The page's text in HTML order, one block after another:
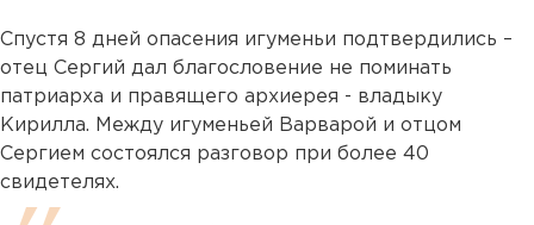
Спустя 8 дней опасения игуменьи подтвердились –
отец Сергий дал благословение не поминать
патриарха и правящего архиерея - владыку
Кирилла. Между игуменьей Варварой и отцом
Сергием состоялся разговор при более 40
свидетелях.